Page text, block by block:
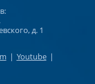
д. 1
| Youtube |